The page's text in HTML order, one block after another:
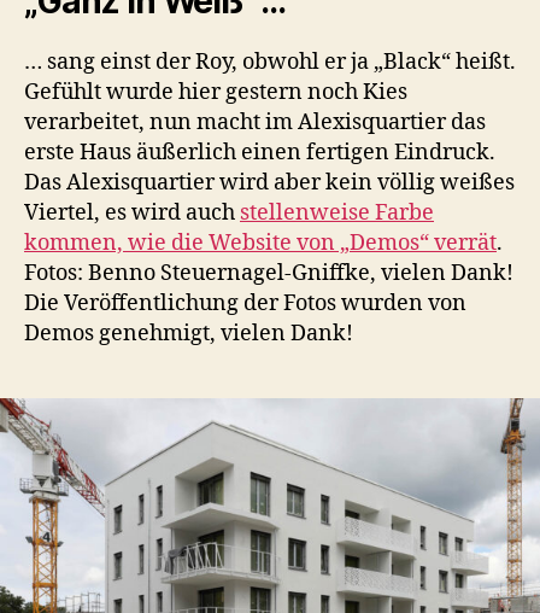
… sang einst der Roy, obwohl er ja „Black“ heißt.
Gefühlt wurde hier gestern noch Kies
verarbeitet, nun macht im Alexisquartier das
erste Haus äußerlich einen fertigen Eindruck.
Das Alexisquartier wird aber kein völlig weißes
Viertel, es wird auch stellenweise Farbe
kommen, wie die Website von „Demos“ verrät.
Fotos: Benno Steuernagel-Gniffke, vielen Dank!
Die Veröffentlichung der Fotos wurden von
Demos genehmigt, vielen Dank!